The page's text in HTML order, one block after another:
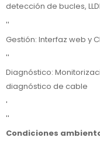
detección de bucles,
''
Gestión: Interfaz web y
''
Diagnóstico:
diagnóstico de cable
'
''
Condiciones